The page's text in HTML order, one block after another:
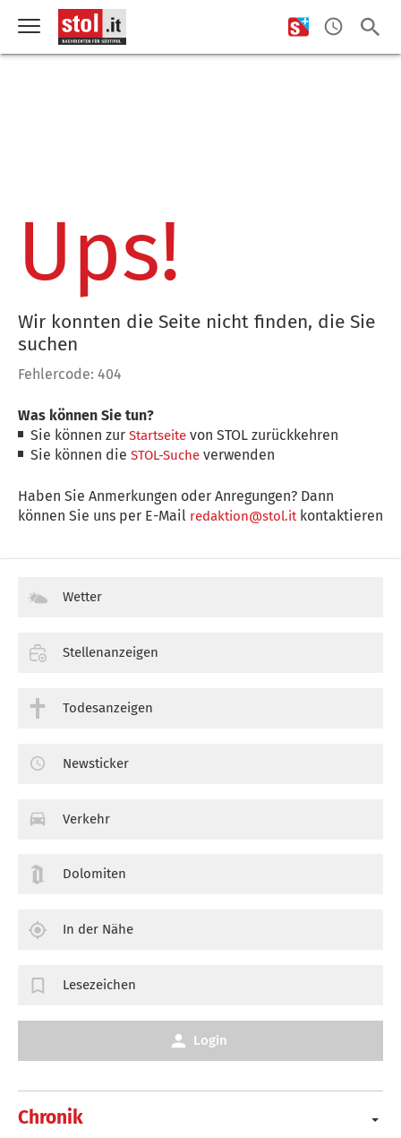
Ups!
Wir konnten die Seite nicht finden, die Sie
suchen
Fehlercode: 404
Was können Sie tun?
Sie können zurStartseite von STOL zurückkehren
Sie können dieSTOL-Suche verwenden
Haben Sie Anmerkungen oder Anregungen? Dann
können Sie uns per E-Mail redaktion@stol.itkontaktieren
Chronik
Wetter
Stellenanzeigen
Todesanzeigen
Newsticker
Verkehr
Dolomiten
In der Nähe
Lesezeichen
Login